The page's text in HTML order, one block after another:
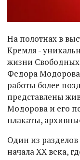
На полотнах в
Кремля -
жизни Свободных
Федора Модорова
работы более
представлены
Модорова и его
плакаты,
Один из
начала XX века,